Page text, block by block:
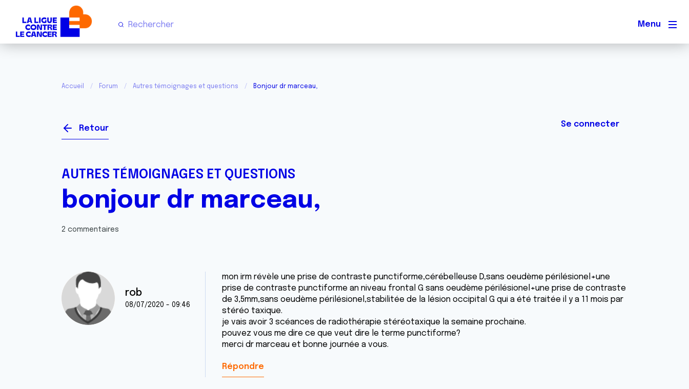
Menu
Accueil Forum Autres témoignages et questions Bonjour dr marceau,
Retour Se connecter
AUTRES TÉMOIGNAGES ET QUESTIONS
bonjour dr marceau,
2 commentaires
rob
08/07/2020 - 09:46
mon irm révèle une prise de contraste punctiforme,cérébelleuse D,sans oeudème périlésionel+une
prise de contraste punctiforme an niveau frontal G sans oeudème périlésionel+une prise de contraste
de 3,5mm,sans oeudème périlésionel,stabilitée de la lésion occipital G qui a été traitée il y a 11 mois par
stéréo taxique.
je vais avoir 3 scéances de radiothérapie stéréotaxique la semaine prochaine.
pouvez vous me dire ce que veut dire le terme punctiforme?
merci dr marceau et bonne journée a vous.
Répondre